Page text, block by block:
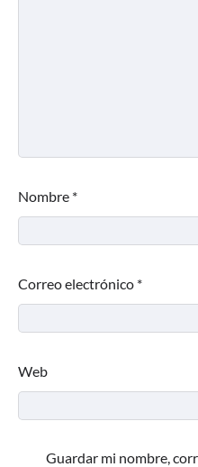
Nombre *
Correo electrónico *
Web
Guardar mi nombre,